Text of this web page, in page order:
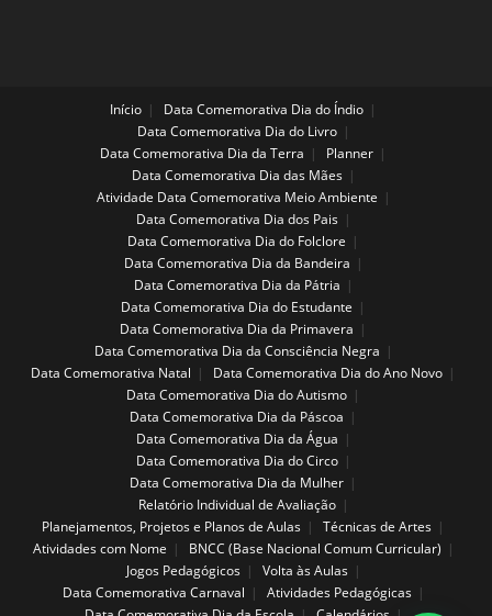
Início
Data Comemorativa Dia do Índio
Data Comemorativa Dia do Livro
Data Comemorativa Dia da Terra
Planner
Data Comemorativa Dia das Mães
Atividade Data Comemorativa Meio Ambiente
Data Comemorativa Dia dos Pais
Data Comemorativa Dia do Folclore
Data Comemorativa Dia da Bandeira
Data Comemorativa Dia da Pátria
Data Comemorativa Dia do Estudante
Data Comemorativa Dia da Primavera
Data Comemorativa Dia da Consciência Negra
Data Comemorativa Natal
Data Comemorativa Dia do Ano Novo
Data Comemorativa Dia do Autismo
Data Comemorativa Dia da Páscoa
Data Comemorativa Dia da Água
Data Comemorativa Dia do Circo
Data Comemorativa Dia da Mulher
Relatório Individual de Avaliação
Planejamentos, Projetos e Planos de Aulas
Técnicas de Artes
Atividades com Nome
BNCC (Base Nacional Comum Curricular)
Jogos Pedagógicos
Volta às Aulas
Data Comemorativa Carnaval
Atividades Pedagógicas